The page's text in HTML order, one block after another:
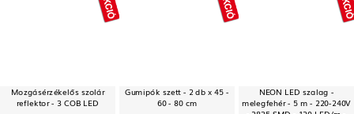
Mozgásérzékelős szolár
reflektor - 3 COB LED
Gumipók szett - 2 db x 45 -
60 - 80 cm
NEON LED szalag -
melegfehér - 5 m - 220-240V